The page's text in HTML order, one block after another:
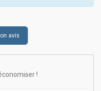
avis
!